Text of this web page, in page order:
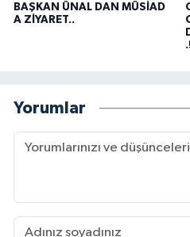
BAŞKAN ÜNAL DAN MÜSİAD
A ZİYARET..
Yorumlar